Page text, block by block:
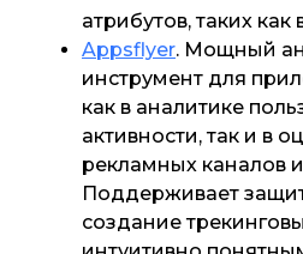
атрибутов, таких
Appsflyer. Мощный
инструмент для
как в аналитике
активности, так и в
рекламных каналов
Поддерживает
создание